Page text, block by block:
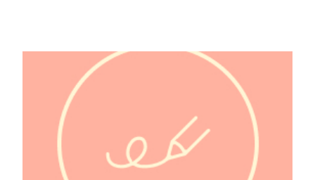
@bebeseveille